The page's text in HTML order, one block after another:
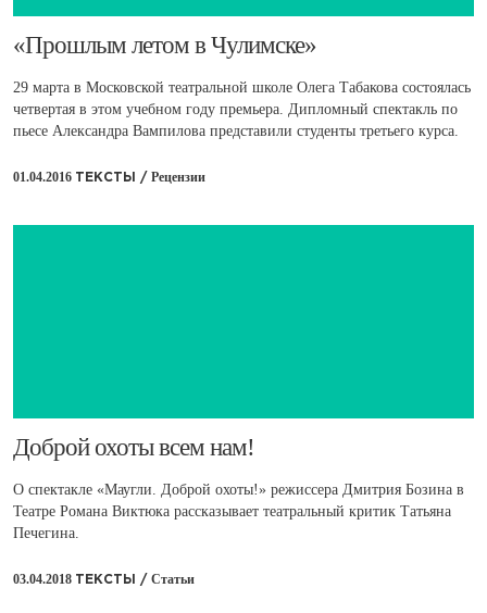
​«Прошлым летом в Чулимске»
29 марта в Московской театральной школе Олега Табакова состоялась
четвертая в этом учебном году премьера. Дипломный спектакль по
пьесе Александра Вампилова представили студенты третьего курса.
01.04.2016 ТЕКСТЫ / Рецензии
​Доброй охоты всем нам!
О спектакле «Маугли. Доброй охоты!» режиссера Дмитрия Бозина в
Театре Романа Виктюка рассказывает театральный критик Татьяна
Печегина.
03.04.2018 ТЕКСТЫ / Статьи